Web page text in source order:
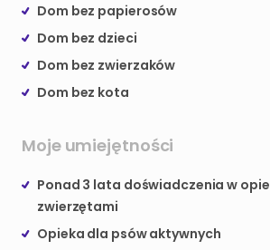
Dom bez papierosów
Dom bez dzieci
Dom bez zwierzaków
Dom bez kota
Moje umiejętności
Ponad 3 lata doświadczenia w
zwierzętami
Opieka dla psów aktywnych